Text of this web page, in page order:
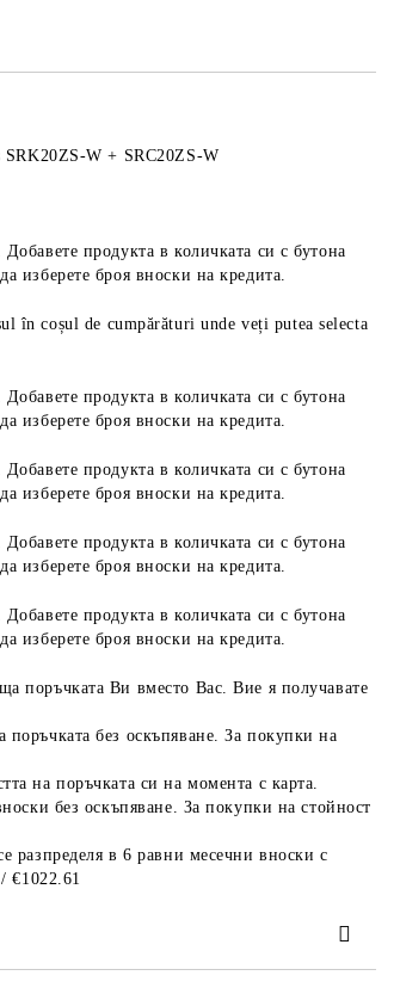
W + SRC20ZS-W
продукта в количката си с бутона
изберете броя вноски на кредита.
în coșul de cumpărături unde veți putea selecta
продукта в количката си с бутона
изберете броя вноски на кредита.
продукта в количката си с бутона
изберете броя вноски на кредита.
продукта в количката си с бутона
изберете броя вноски на кредита.
продукта в количката си с бутона
изберете броя вноски на кредита.
поръчката Ви вместо Вас. Вие я получавате
без оскъпяване. За покупки на
на поръчката си на момента с карта.
без оскъпяване. За покупки на стойност
разпределя в 6 равни месечни вноски с
€1022.61